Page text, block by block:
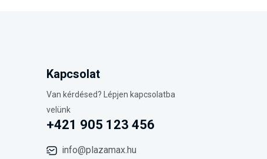
Kapcsolat
Van kérdésed? Lépjen kapcsolatba
velünk
+421 905 123 456
info@plazamax.hu